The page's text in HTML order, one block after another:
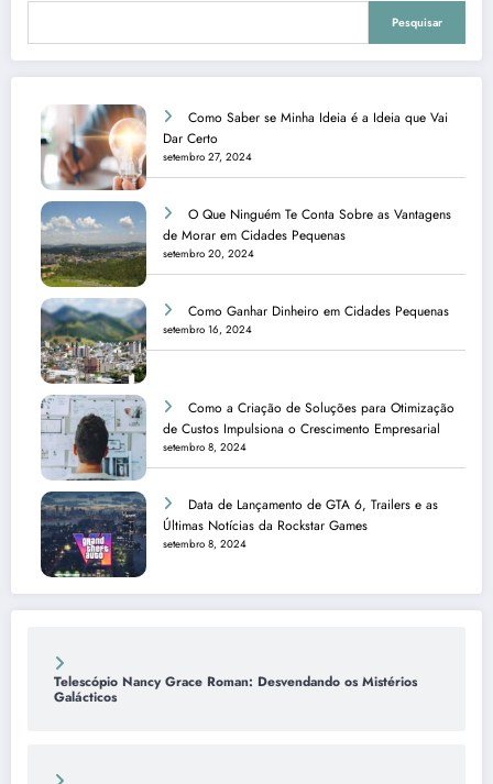
Pesquisar
Como Saber se Minha Ideia é a Ideia que Vai
Dar Certo
setembro 27, 2024
O Que Ninguém Te Conta Sobre as Vantagens
de Morar em Cidades Pequenas
setembro 20, 2024
Como Ganhar Dinheiro em Cidades Pequenas
setembro 16, 2024
Como a Criação de Soluções para Otimização
de Custos Impulsiona o Crescimento Empresarial
setembro 8, 2024
Data de Lançamento de GTA 6, Trailers e as
Últimas Notícias da Rockstar Games
setembro 8, 2024
Telescópio Nancy Grace Roman: Desvendando os Mistérios
Galácticos